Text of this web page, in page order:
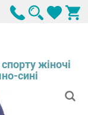
жіночі
сині